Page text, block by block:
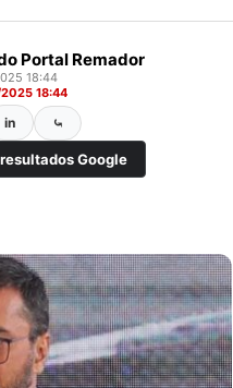
Portal Remador
18:44
18:44
in ⤿
Google